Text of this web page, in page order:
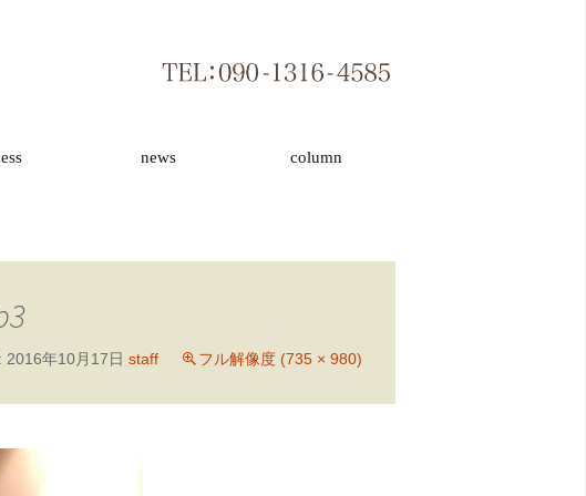
news column
2016年10月17日 staff フル解像度 (735 × 980)